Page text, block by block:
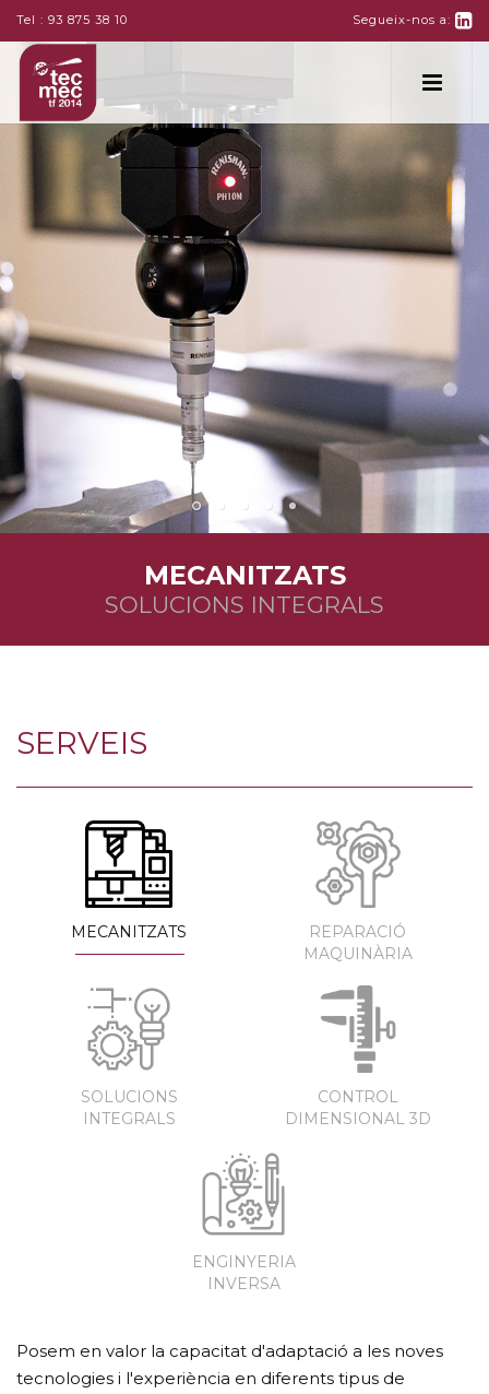
Tel : 93 875 38 10 Segueix-nos a:
MECANITZATS
SOLUCIONS INTEGRALS
SERVEIS
MECANITZATS
REPARACIÓ
MAQUINÀRIA
SOLUCIONS
INTEGRALS
CONTROL
DIMENSIONAL 3D
ENGINYERIA
INVERSA
Posem en valor la capacitat d'adaptació a les noves
tecnologies i l'experiència en diferents tipus de